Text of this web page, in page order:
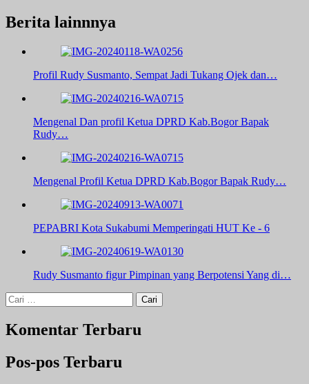
Berita lainnnya
Profil Rudy Susmanto, Sempat Jadi Tukang Ojek dan…
Mengenal Dan profil Ketua DPRD Kab.Bogor Bapak
Rudy…
Mengenal Profil Ketua DPRD Kab.Bogor Bapak Rudy…
PEPABRI Kota Sukabumi Memperingati HUT Ke - 6
Rudy Susmanto figur Pimpinan yang Berpotensi Yang di…
Cari
untuk:
Komentar Terbaru
Pos-pos Terbaru